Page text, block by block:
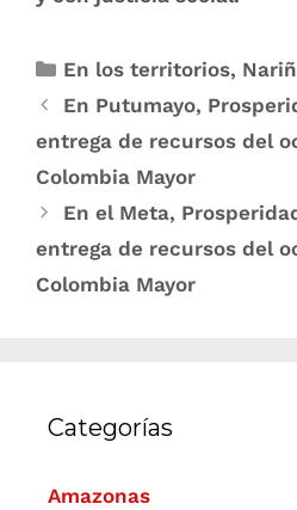
En los territorios,
En Putumayo,
entrega de recursos del
Colombia Mayor
En el Meta,
entrega de recursos del
Colombia Mayor
Categorías
Amazonas